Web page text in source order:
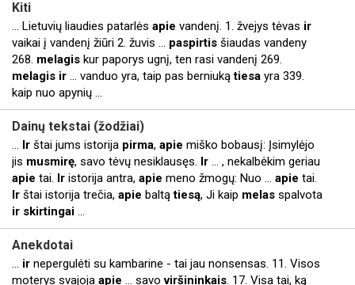
Kiti
... Lietuvių liaudies patarlės apie vandenį. 1. žvejys tėvas ir
vaikai į vandenį žiūri 2. žuvis ... paspirtis šiaudas vandeny
268. melagis kur paporys ugnį, ten rasi vandenį 269.
melagis ir ... vanduo yra, taip pas berniukątiesa yra 339.
kaip nuo apynių ...
Dainų tekstai (žodžiai)
... Ir štai jums istorija pirma, apie miško bobausį: Įsimylėjo
jis musmirę, savo tėvų nesiklausęs. Ir ... , nekalbėkim geriau
apie tai. Ir istorija antra, apie meno žmogų: Nuo ... apie tai.
Ir štai istorija trečia, apie baltątiesą, Ji kaip melas spalvota
ir skirtingai ...
Anekdotai
... ir nepergulėti su kambarine - tai jau nonsensas. 11. Visos
moterys svajoja apie ... savoviršininkais. 17. Visa tai, ką